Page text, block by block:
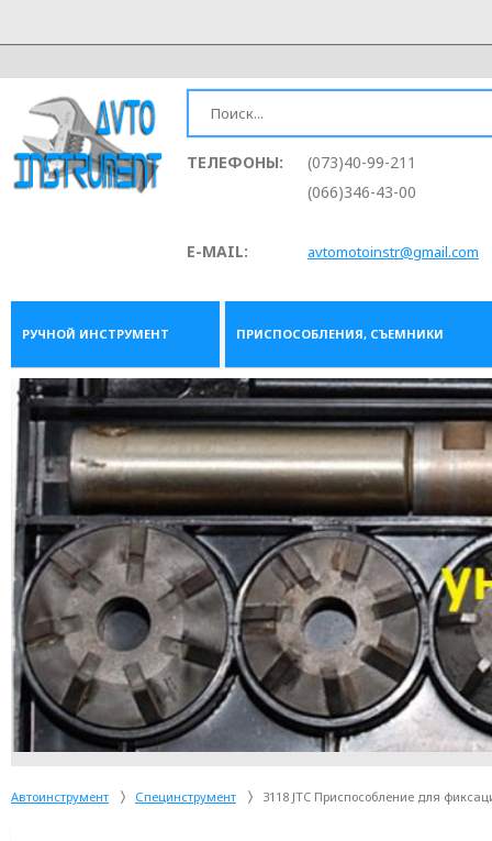
ТЕЛЕФОНЫ:
(073)40-99-211
(066)346-43-00
E-MAIL: avtomotoinstr@gmail.com
РУЧНОЙ ИНСТРУМЕНТ ПРИСПОСОБЛЕНИЯ, СЪЕМНИКИ
Автоинструмент Специнструмент 3118 JTC Приспособление для